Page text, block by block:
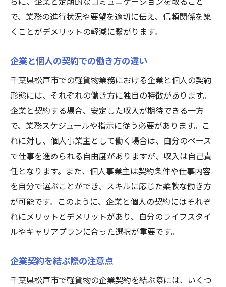
で、業務の進行状況や要望を適切に伝え、信頼関係を築
くことがデメリットの軽減に繋がります。
企業と個人の契約での働き方の違い
千葉県松戸市での軽貨物業務における企業と個人の契約
形態には、それぞれの働き方に独自の特徴があります。
企業と契約する場合、安定した収入が期待できる一方
で、業務スケジュールや指示に従う必要があります。こ
れに対し、個人事業主として働く場合は、自分のペース
で仕事を進められる自由度がありますが、収入は自己責
任となります。また、個人事業主は契約条件や仕事内容
を自分で選ぶことができ、スキルに応じた柔軟な働き方
が可能です。このように、企業と個人の契約にはそれぞ
れにメリットとデメリットがあり、自分のライフスタイ
ルやキャリアプランに合った選択が重要です。
企業契約を結ぶ際の注意点
千葉県松戸市で軽貨物の企業契約を結ぶ際には、いくつ